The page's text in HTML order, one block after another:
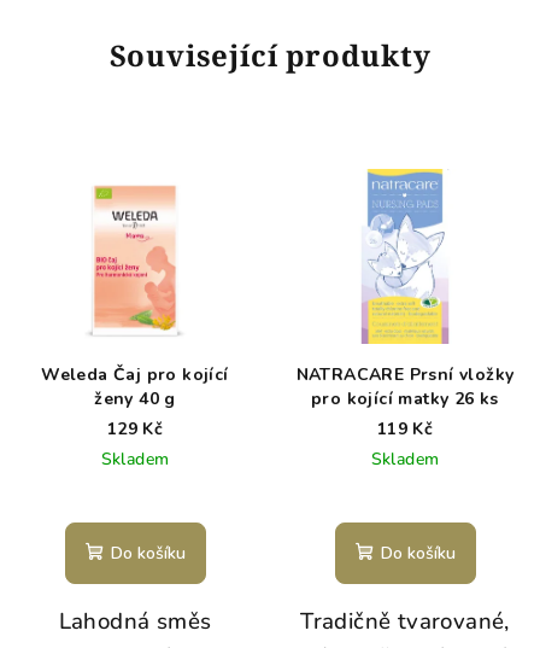
Související produkty
Weleda Čaj pro kojící
ženy 40 g
129 Kč
Skladem
Do košíku
Lahodná směs
NATRACARE Prsní vložky
pro kojící matky 26 ks
119 Kč
Skladem
Do košíku
Tradičně tvarované,